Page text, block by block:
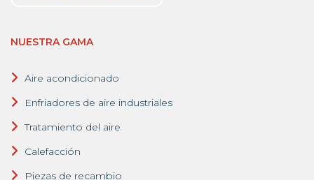
NUESTRA GAMA
Aire acondicionado
Enfriadores de aire industriales
Tratamiento del aire
Calefacción
Piezas de recambio